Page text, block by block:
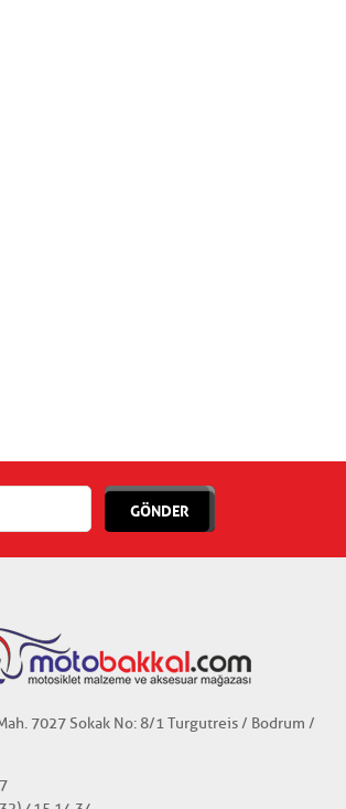
GÖNDER
7027 Sokak No: 8/1 Turgutreis / Bodrum /